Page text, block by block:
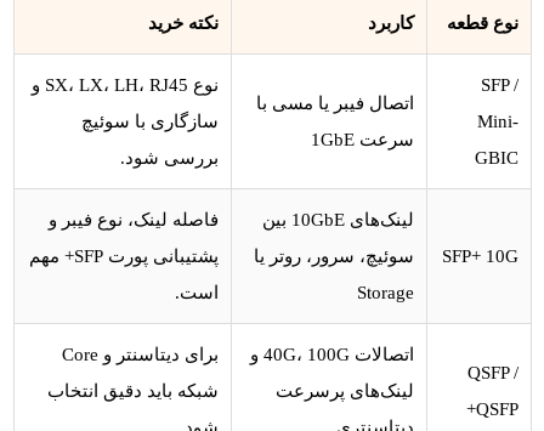
نوع قطعه کاربرد نکته خرید
SFP /
Mini-
GBIC
اتصال فیبر یا مسی با
سرعت 1GbE
نوع SX، LX، LH، RJ45 و
سازگاری با سوئیچ
بررسی شود.
SFP+ 10G
لینک‌های 10GbE بین
سوئیچ، سرور، روتر یا
Storage
فاصله لینک، نوع فیبر و
پشتیبانی پورت SFP+ مهم
است.
QSFP /
QSFP+
اتصالات 40G، 100G و
لینک‌های پرسرعت
دیتاسنتری
برای دیتاسنتر و Core
شبکه باید دقیق انتخاب
شود.